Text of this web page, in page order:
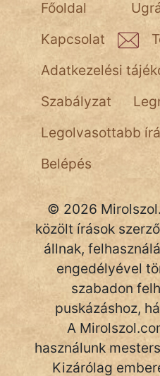
Főoldal
Kapcsolat
Adatkezelési
Szabályzat
Legolvasottabb
Belépés
© 2026
közölt írások
állnak,
engedélyével
szabadon
puskázáshoz,
A
használunk
Kizárólag